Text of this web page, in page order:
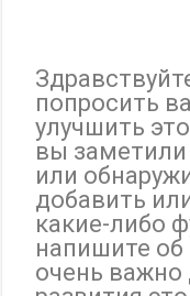
попросить
улучшить
вы
или
добавить
какие-либо
напишите
очень